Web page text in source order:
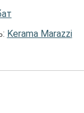
Kerama Marazzi